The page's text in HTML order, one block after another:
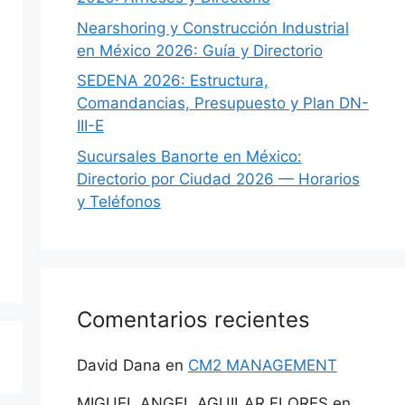
Nearshoring y Construcción Industrial
en México 2026: Guía y Directorio
SEDENA 2026: Estructura,
Comandancias, Presupuesto y Plan DN-
III-E
Sucursales Banorte en México:
Directorio por Ciudad 2026 — Horarios
y Teléfonos
Comentarios recientes
David Dana en CM2 MANAGEMENT